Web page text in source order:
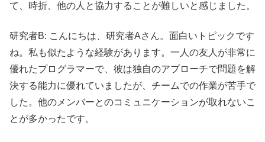
て、時折、他の人と協力することが難しいと感じました。
研究者B: こんにちは、研究者Aさん。面白いトピックです
ね。私も似たような経験があります。一人の友人が非常に
優れたプログラマーで、彼は独自のアプローチで問題を解
決する能力に優れていましたが、チームでの作業が苦手で
した。他のメンバーとのコミュニケーションが取れないこ
とが多かったです。